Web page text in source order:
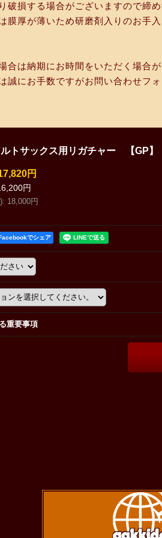
破損する場合がございますので締
膜厚が薄いため研磨剤入りのお手
合は納期にお時間をいただく場合が
誠にお手数ですがお問い合わせフ
トサックス用リガチャー 【GP】
円
円
: 18,000円
でシェア
重要事項